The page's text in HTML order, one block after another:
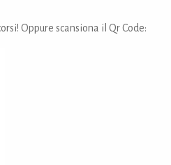
Oppure scansiona il Qr Code: